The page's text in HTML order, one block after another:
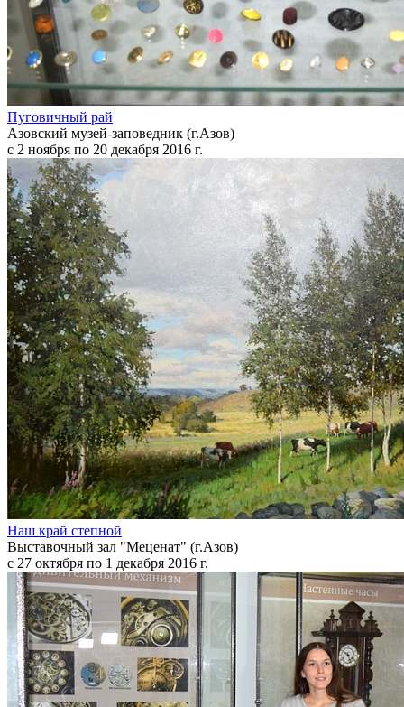
Пуговичный рай
Азовский музей-заповедник (г.Азов)
с 2 ноября по 20 декабря 2016 г.
Наш край степной
Выставочный зал "Меценат" (г.Азов)
с 27 октября по 1 декабря 2016 г.